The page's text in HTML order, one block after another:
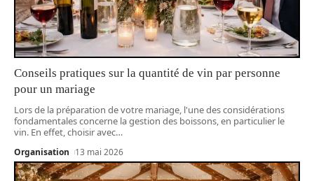
Conseils pratiques sur la quantité de vin par personne
pour un mariage
Lors de la préparation de votre mariage, l'une des considérations
fondamentales concerne la gestion des boissons, en particulier le
vin. En effet, choisir avec…
Organisation 13 mai 2026